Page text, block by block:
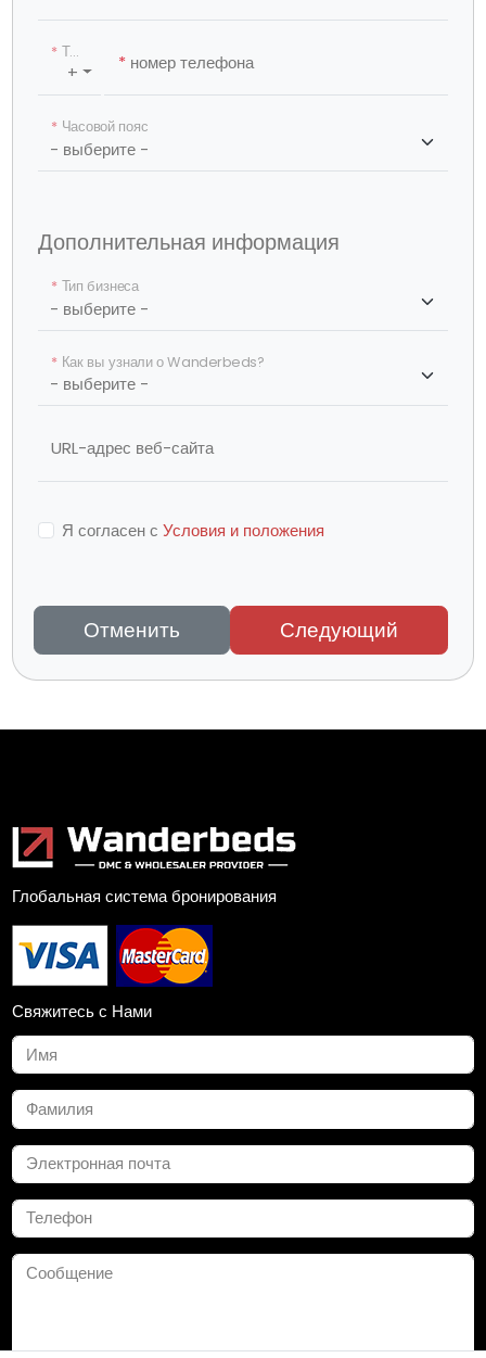
+
* Телефонный код страны
* номер телефона
* Часовой пояс
Дополнительная информация
* Тип бизнеса
* Как вы узнали о Wanderbeds?
URL-адрес веб-сайта
Я согласен сУсловия и положения
Следующий
Отменить
Глобальная система бронирования
Свяжитесь с Нами